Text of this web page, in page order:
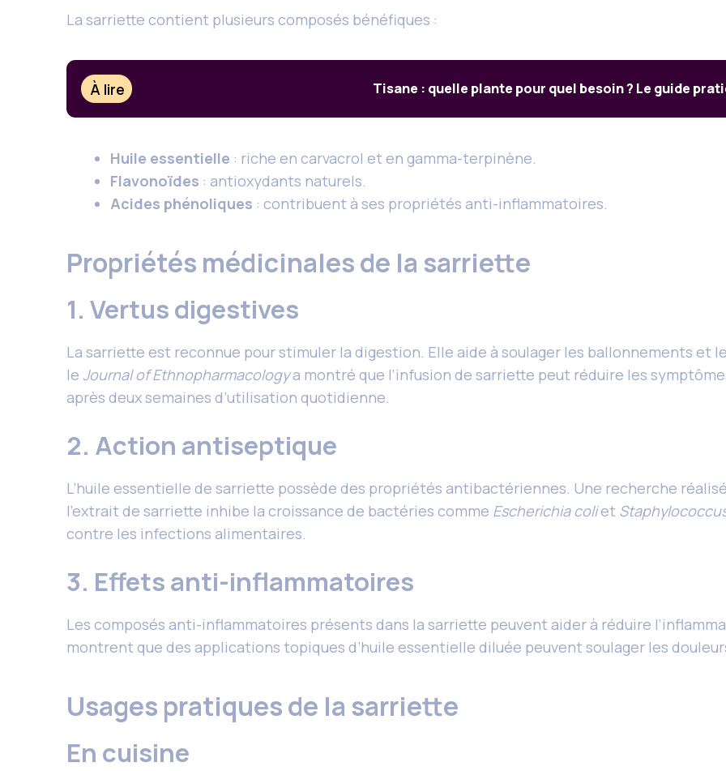
La sarriette contient plusieurs composés bénéfiques :
À lire Tisane : quelle plante pour quel besoin ? Le guide
Huile essentielle : riche en carvacrol et en gamma-terpinène.
Flavonoïdes : antioxydants naturels.
Acides phénoliques : contribuent à ses propriétés anti-inflammatoires.
Propriétés médicinales de la sarriette
1. Vertus digestives
La sarriette est reconnue pour stimuler la digestion. Elle aide à soulager les ballonnements et
le Journal of Ethnopharmacologya montré que l’infusion de sarriette peut réduire les
après deux semaines d’utilisation quotidienne.
2. Action antiseptique
L’huile essentielle de sarriette possède des propriétés antibactériennes. Une recherche
l’extrait de sarriette inhibe la croissance de bactéries comme Escherichia coliet
contre les infections alimentaires.
3. Effets anti-inflammatoires
Les composés anti-inflammatoires présents dans la sarriette peuvent aider à réduire
montrent que des applications topiques d’huile essentielle diluée peuvent soulager les
Usages pratiques de la sarriette
En cuisine